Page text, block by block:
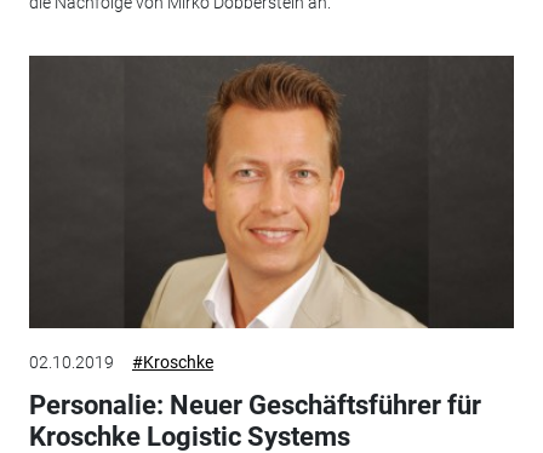
02.10.2019 #Kroschke
Personalie: Neuer Geschäftsführer für
Kroschke Logistic Systems